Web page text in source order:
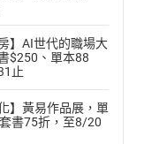
】AI世代的職場大
$250、單本88
止
】黃易作品展，單
書75折，至8/20